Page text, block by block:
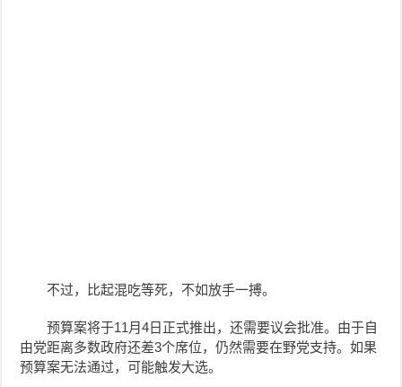
不过，比起混吃等死，不如放手一搏。
预算案将于11月4日正式推出，还需要议会批准。由于自
由党距离多数政府还差3个席位，仍然需要在野党支持。如果
预算案无法通过，可能触发大选。